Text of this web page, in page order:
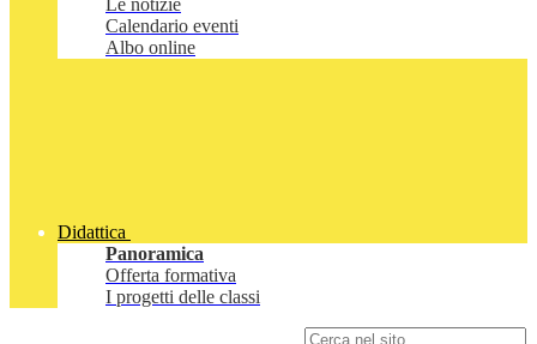
Le notizie
Calendario eventi
Albo online
Didattica
Panoramica
Offerta formativa
I progetti delle classi